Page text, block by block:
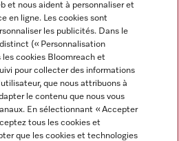
et nous aident à personnaliser et
en ligne. Les cookies sont
les publicités. Dans le
(« Personnalisation
cookies Bloomreach et
pour collecter des informations
que nous attribuons à
le contenu que nous vous
En sélectionnant « Accepter
tous les cookies et
que les cookies et technologies